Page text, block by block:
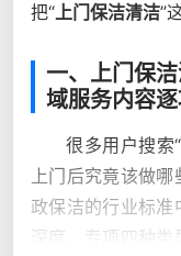
把“上门保洁清洁”
一、上门保
域服务内容
很多用户搜索“
上门后究竟该做
政保洁的行业标准
深度、专项四种